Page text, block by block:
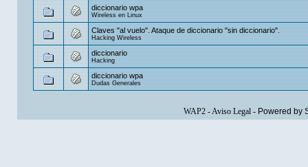
diccionario wpa
Wireless en Linux
Claves "al vuelo". Ataque de diccionario "sin diccionario".
Hacking Wireless
diccionario
Hacking
diccionario wpa
Dudas Generales
WAP2-Aviso Legal- Powered by